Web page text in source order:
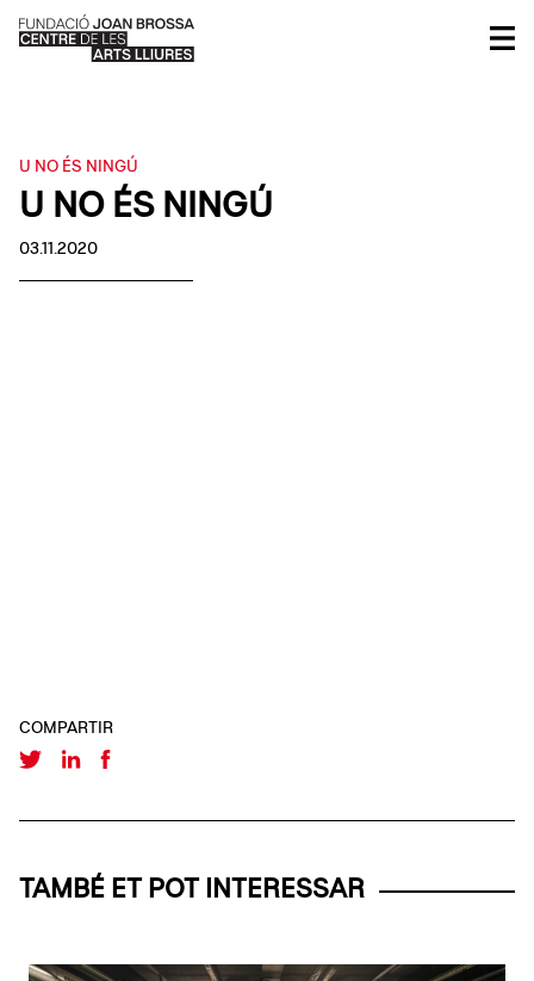
U NO ÉS NINGÚ
U NO ÉS NINGÚ
03.11.2020
COMPARTIR
TAMBÉ ET POT INTERESSAR